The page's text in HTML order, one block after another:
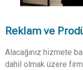
Reklam ve
Alacağınız hizmete
dahil olmak üzere